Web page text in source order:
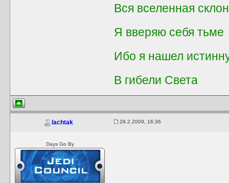
Вся вселенная
Я вверяю себя тьме
Ибо я нашел
В гибели Света
lachtak 28.2.2009, 16:36
Days Go By